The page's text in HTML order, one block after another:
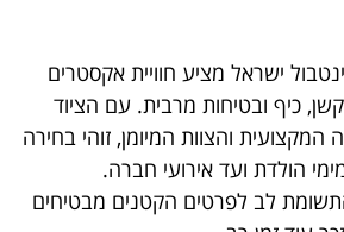
ישראל מציע חוויית אקסטרים
כיף ובטיחות מרבית. עם הציוד
והצוות המיומן, זוהי בחירה
הולדת ועד אירועי חברה.
לב לפרטים הקטנים מבטיחים